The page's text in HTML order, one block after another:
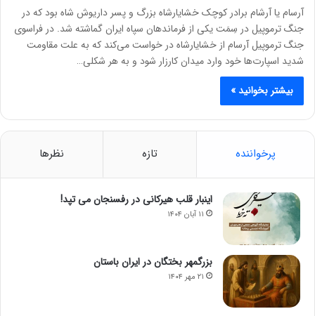
آرسام یا آرشام برادر کوچک خشایارشاه بزرگ و پسر داریوش شاه بود که در
جنگ ترموپیل در سِمَت یکی از فرماندهان سپاه ایران گماشته شد. در فراسوی
جنگ ترموپیل آرسام از خشایارشاه در خواست می‌کند که به علت مقاومت
شدید اسپارت‌ها خود وارد میدان کارزار شود و به هر شکلی…
بیشتر بخوانید »
پرخواننده تازه نظرها
اینبار قلب هیرکانی در رفسنجان می تپد!
۱۱ آبان ۱۴۰۴
بزرگمهر بختگان در ایران باستان
۲۱ مهر ۱۴۰۴